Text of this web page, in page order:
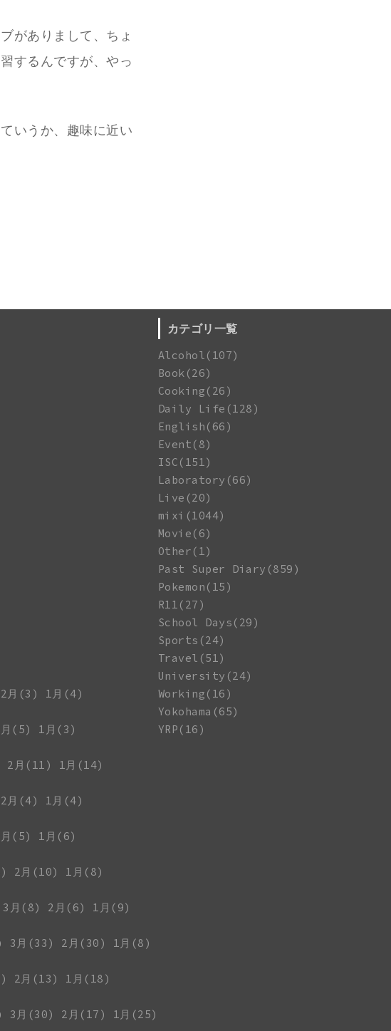
がありまして、ちょ
するんですが、やっ
いうか、趣味に近い
2月(3)
1月(4)
(5)
1月(3)
2月(11)
1月(14)
2月(4)
1月(4)
(5)
1月(6)
2月(10)
1月(8)
3月(8) 2月(6)
1月(9)
3月(33) 2月(30)
1月(8)
2月(13)
1月(18)
3月(30) 2月(17)
1月(25)
カテゴリ一覧
Alcohol(107)
Book(26)
Cooking(26)
Daily Life(128)
English(66)
Event(8)
ISC(151)
Laboratory(66)
Live(20)
mixi(1044)
Movie(6)
Other(1)
Past Super Diary(859)
Pokemon(15)
R11(27)
School Days(29)
Sports(24)
Travel(51)
University(24)
Working(16)
Yokohama(65)
YRP(16)